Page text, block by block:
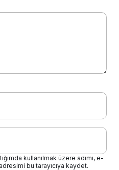
kullanılmak üzere adımı, e-
bu tarayıcıya kaydet.